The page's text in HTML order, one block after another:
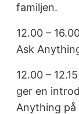
familjen.
12.00 –
Ask
12.00 –
ger en
Anything